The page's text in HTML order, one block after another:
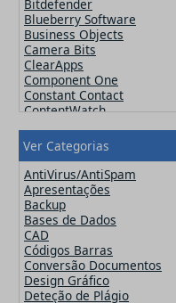
Bitdefender
Blueberry Software
Business Objects
Camera Bits
ClearApps
Component One
Constant Contact
ContentWatch
Crucial
CutePDF
CuteSoft
CZ Solution
DameWare
Datawatch
Devart
DevExpress
ElcomSoft
ESET
Exclaimer
Ver Categorias
AntiVirus/AntiSpam
Apresentações
Backup
Bases de Dados
CAD
Códigos Barras
Conversão Documentos
Design Gráfico
Deteção de Plágio